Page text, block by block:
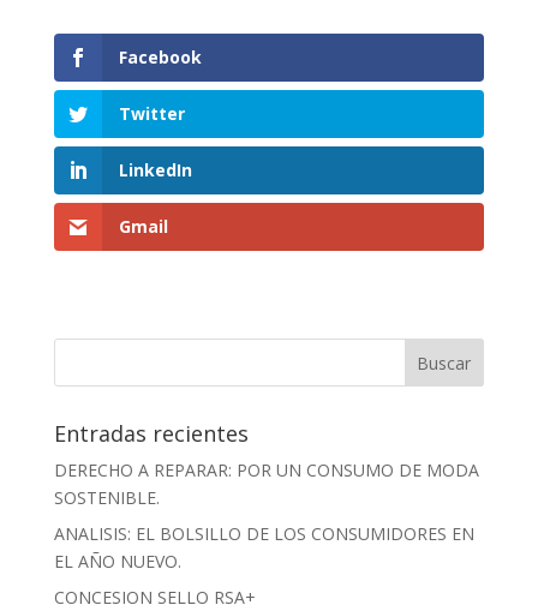
Facebook
Twitter
LinkedIn
Gmail
Entradas recientes
DERECHO A REPARAR: POR UN CONSUMO DE MODA
SOSTENIBLE.
ANALISIS: EL BOLSILLO DE LOS CONSUMIDORES EN
EL AÑO NUEVO.
CONCESION SELLO RSA+